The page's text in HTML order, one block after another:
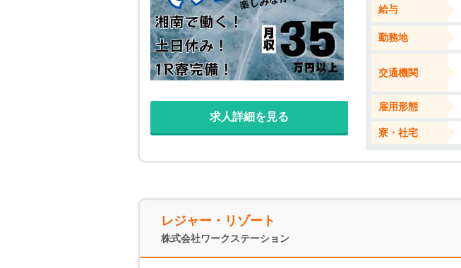
求人詳細を見る
給与
勤務地
交通機関
雇用形態
寮・社宅
レジャー・リゾート
株式会社ワークステーション